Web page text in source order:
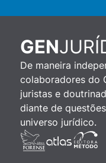
GEN
De maneira
colaboradores do
juristas e
diante de
universo jurídico.